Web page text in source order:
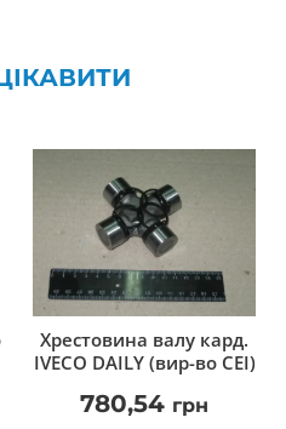
Хрестовина валу кард.
IVECO DAILY (вир-во CEI)
780,54 грн